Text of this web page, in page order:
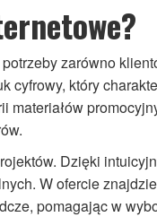
zarówno
cyfrowy, który
Dzięki
W ofercie
pomagając w